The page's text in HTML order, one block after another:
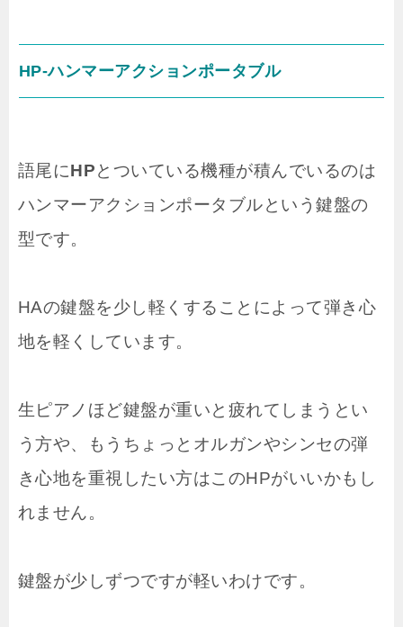
HP-ハンマーアクションポータブル
語尾にHPとついている機種が積んでいるのは
ハンマーアクションポータブルという鍵盤の
型です。
HAの鍵盤を少し軽くすることによって弾き心
地を軽くしています。
生ピアノほど鍵盤が重いと疲れてしまうとい
う方や、もうちょっとオルガンやシンセの弾
き心地を重視したい方はこのHPがいいかもし
れません。
鍵盤が少しずつですが軽いわけです。